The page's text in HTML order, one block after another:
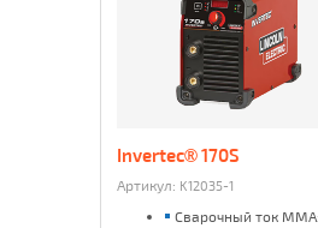
Invertec® 170S
Артикул: K12035-1
Сварочный ток